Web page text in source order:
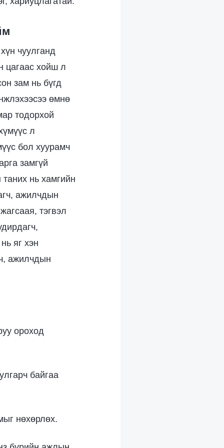
чуулганд
цагаас хойш л
зам нь бүгд
өмнө
тодорхой
л
бол хуурамч
замгүй
нь хамгийн
ажилчдын
тэгвэл
яг хэн
ажилчдын
ороход
байгаа
нөхөрлөх.